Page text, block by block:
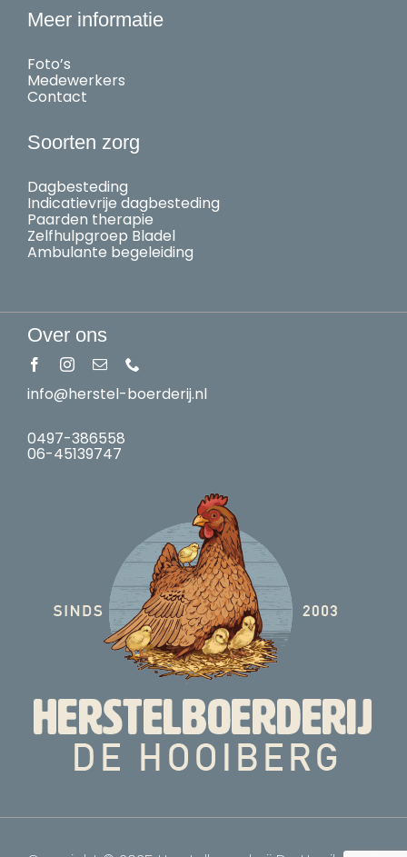
Meer informatie
Foto’s
Medewerkers
Contact
Soorten zorg
Dagbesteding
Indicatievrije dagbesteding
Paarden therapie
Zelfhulpgroep Bladel
Ambulante begeleiding
Over ons
info@herstel-boerderij.nl
0497-386558
06-45139747